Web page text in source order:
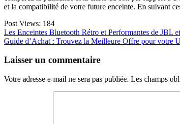
et la compatibilité de votre future enceinte. En suivant
Post Views: 184
Navigation
de
l’article
Les Enceintes Bluetooth Rétro et Performantes de JBL
Guide d’Achat : Trouvez la Meilleure Offre pour votre
Laisser un commentaire
Votre adresse e-mail ne sera pas publiée. Les champs